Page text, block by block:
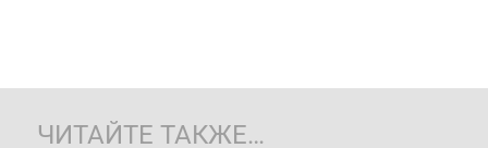
ЧИТАЙТЕ ТАКЖЕ…